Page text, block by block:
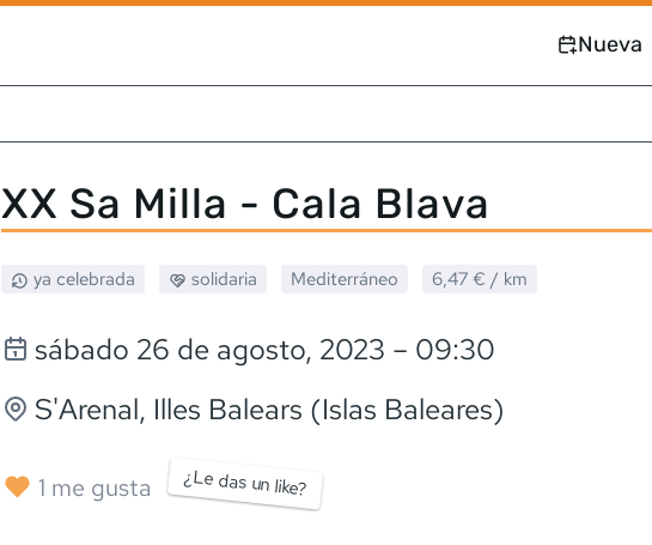
Nueva
XX Sa Milla - Cala Blava
ya celebrada solidaria Mediterráneo 6,47 € / km
sábado 26 de agosto, 2023 – 09:30
S'Arenal, Illes Balears (Islas Baleares)
1 me gusta ¿Le das un like?